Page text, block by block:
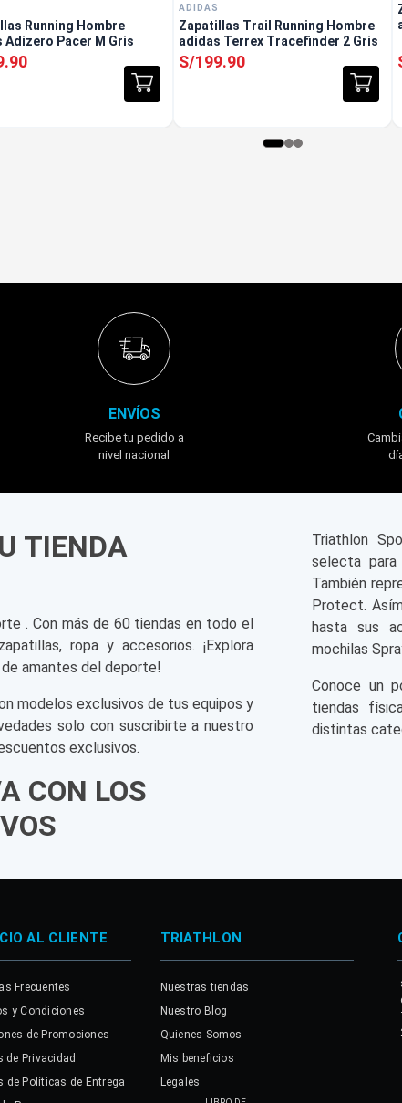
Running Hombre
Adizero Pacer M Gris
.90
ADIDAS
Zapatillas Trail Running Hombre
adidas Terrex Tracefinder 2 Gris
S/199.90
ENVÍOS
Recibe tu pedido a
nivel nacional
TIENDA
. Con más de 60 tiendas en todo el
ropa y accesorios. ¡Explora
amantes del deporte!
modelos exclusivos de tus equipos y
solo con suscribirte a nuestro
exclusivos.
CON LOS
Triathlon
selecta
También
Protect.
hasta sus
mochilas
Conoce un
tiendas
distintas
AL CLIENTE
Frecuentes
y Condiciones
de Promociones
de Privacidad
de Políticas de Entrega
TRIATHLON
Nuestras tiendas
Nuestro Blog
Quienes Somos
Mis beneficios
Legales